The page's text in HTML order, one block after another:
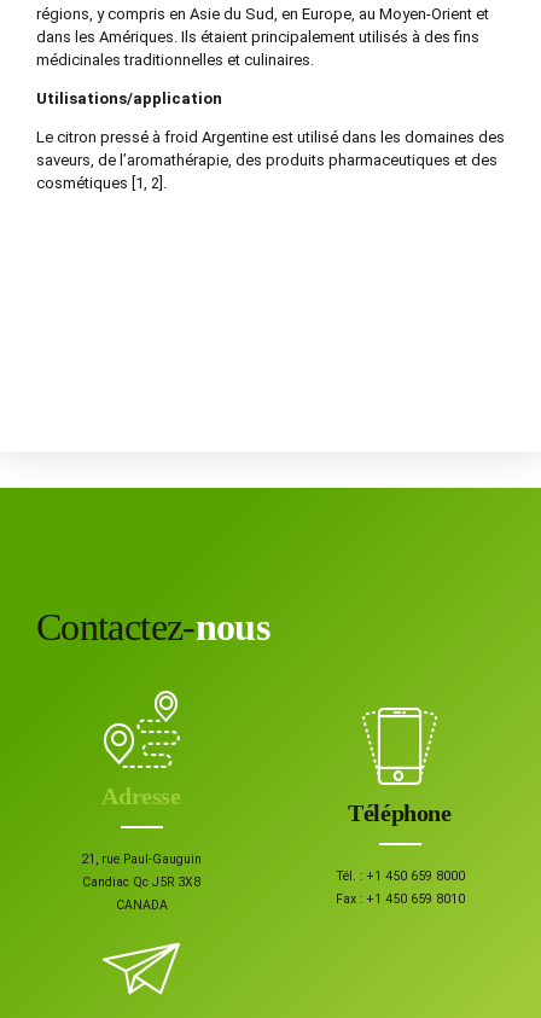
régions, y compris en Asie du Sud, en Europe, au Moyen-Orient et
dans les Amériques. Ils étaient principalement utilisés à des fins
médicinales traditionnelles et culinaires.
Utilisations/application
Le citron pressé à froid Argentine est utilisé dans les domaines des
saveurs, de l’aromathérapie, des produits pharmaceutiques et des
cosmétiques [1, 2].
Contactez-nous
Adresse
21, rue Paul-Gauguin
Candiac Qc J5R 3X8
CANADA
Téléphone
Tél. : +1 450 659 8000
Fax : +1 450 659 8010